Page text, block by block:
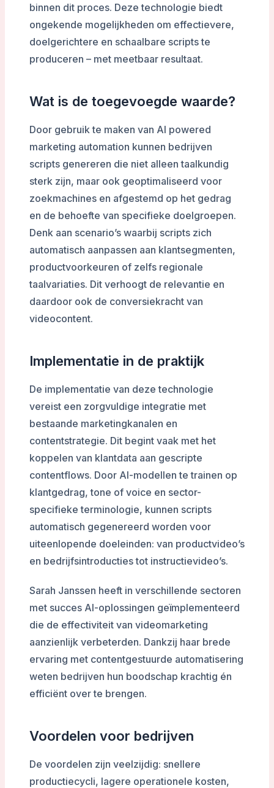
binnen dit proces. Deze technologie biedt
ongekende mogelijkheden om effectievere,
doelgerichtere en schaalbare scripts te
produceren – met meetbaar resultaat.
Wat is de toegevoegde waarde?
Door gebruik te maken van AI powered
marketing automation kunnen bedrijven
scripts genereren die niet alleen taalkundig
sterk zijn, maar ook geoptimaliseerd voor
zoekmachines en afgestemd op het gedrag
en de behoefte van specifieke doelgroepen.
Denk aan scenario’s waarbij scripts zich
automatisch aanpassen aan klantsegmenten,
productvoorkeuren of zelfs regionale
taalvariaties. Dit verhoogt de relevantie en
daardoor ook de conversiekracht van
videocontent.
Implementatie in de praktijk
De implementatie van deze technologie
vereist een zorgvuldige integratie met
bestaande marketingkanalen en
contentstrategie. Dit begint vaak met het
koppelen van klantdata aan gescripte
contentflows. Door AI-modellen te trainen op
klantgedrag, tone of voice en sector-
specifieke terminologie, kunnen scripts
automatisch gegenereerd worden voor
uiteenlopende doeleinden: van productvideo’s
en bedrijfsintroducties tot instructievideo’s.
Sarah Janssen heeft in verschillende sectoren
met succes AI-oplossingen geïmplementeerd
die de effectiviteit van videomarketing
aanzienlijk verbeterden. Dankzij haar brede
ervaring met contentgestuurde automatisering
weten bedrijven hun boodschap krachtig én
efficiënt over te brengen.
Voordelen voor bedrijven
De voordelen zijn veelzijdig: snellere
productiecycli, lagere operationele kosten,